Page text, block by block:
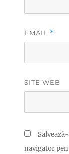
EMAIL *
SITE WEB
navigator